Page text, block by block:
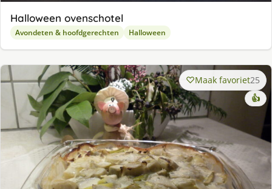
Halloween ovenschotel
Avondeten & hoofdgerechten Halloween
Maak favoriet25
👍